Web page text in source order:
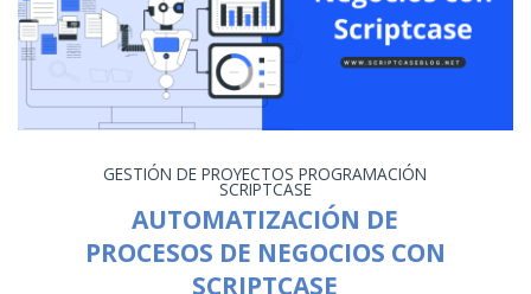
GESTIÓN DE PROYECTOS PROGRAMACIÓN
SCRIPTCASE
AUTOMATIZACIÓN DE
PROCESOS DE NEGOCIOS CON
SCRIPTCASE